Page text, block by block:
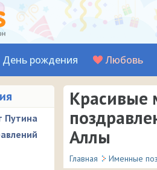
День рождения Любовь
Путина
Красивые
Аллы
Главная Именные